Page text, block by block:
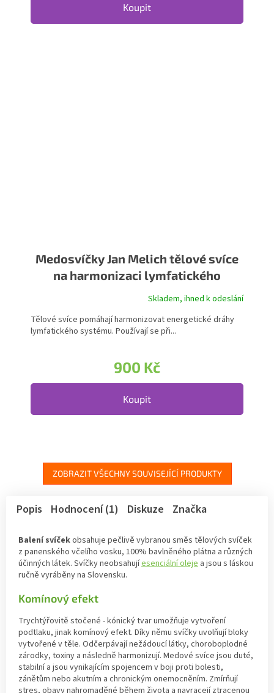
Koupit
Medosvíčky Jan Melich tělové svíce
na harmonizaci lymfatického
systémuSkladem, ihned k odeslání
900 Kč
Koupit
Tělové svíce pomáhají harmonizovat energetické dráhy
lymfatického systému. Používají se při...
ZOBRAZIT VŠECHNY SOUVISEJÍCÍ PRODUKTY
Popis Hodnocení (1) Diskuze Značka
Balení svíčekobsahuje pečlivě vybranou směs tělových svíček
z panenského včelího vosku, 100% bavlněného plátna a různých
účinných látek. Svíčky neobsahujíesenciální oleje a jsou s láskou
ručně vyráběny na Slovensku.
Komínový efekt
Trychtýřovitě stočené - kónický tvar umožňuje vytvoření
podtlaku, jinak komínový efekt. Díky němu svíčky uvolňují bloky
vytvořené v těle. Odčerpávají nežádoucí látky, choroboplodné
zárodky, toxiny a následně harmonizují. Medové svíce jsou duté,
stabilní a jsou vynikajícím spojencem v boji proti bolesti,
zánětům nebo akutním a chronickým onemocněním. Zmírňují